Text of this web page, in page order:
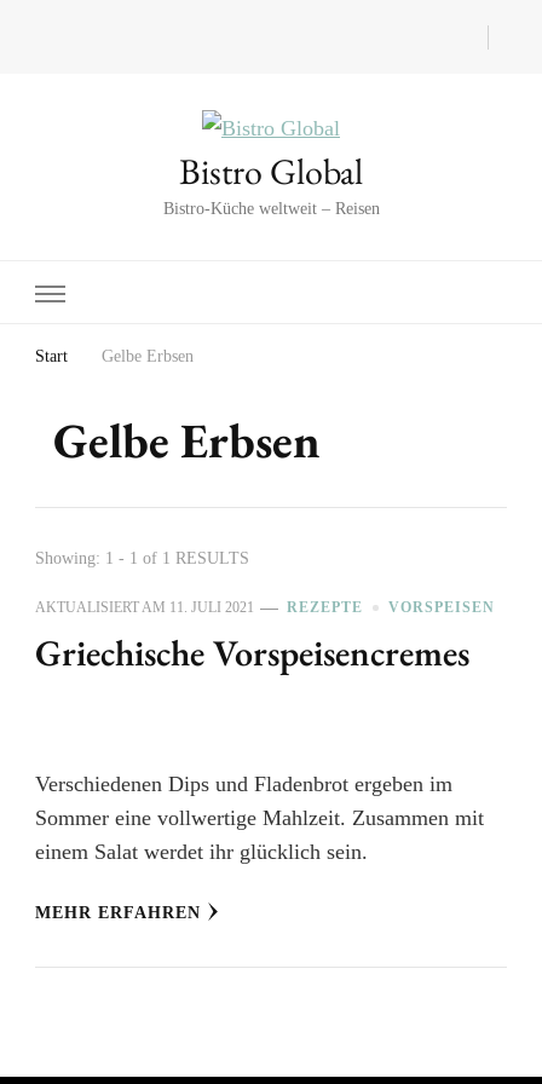
Bistro Global
Bistro-Küche weltweit – Reisen
Start Gelbe Erbsen
Gelbe Erbsen
Showing: 1 - 1 of 1 RESULTS
AKTUALISIERT AM 11. JULI 2021 REZEPTE VORSPEISEN
Griechische Vorspeisencremes
Verschiedenen Dips und Fladenbrot ergeben im
Sommer eine vollwertige Mahlzeit. Zusammen mit
einem Salat werdet ihr glücklich sein.
MEHR ERFAHREN